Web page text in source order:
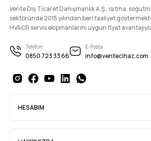
Vente Dış Ticaret Danışmanlık A.Ş., ısıtma,
sektöründe 2015 yılından beri faaliyet
HVACR servis ekipmanlarını uygun fiyat
Telefon
0850 723 33 66
E-Posta
info@ventecihaz.com
HESABIM